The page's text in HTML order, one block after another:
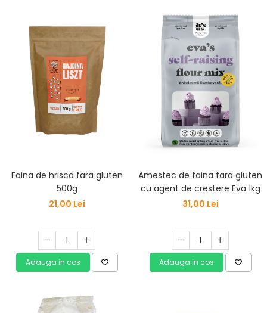
Faina de hrisca fara gluten
500g
21,00 Lei
Adauga in cos
Amestec de faina fara gluten
cu agent de crestere Eva 1kg
31,00 Lei
Adauga in cos